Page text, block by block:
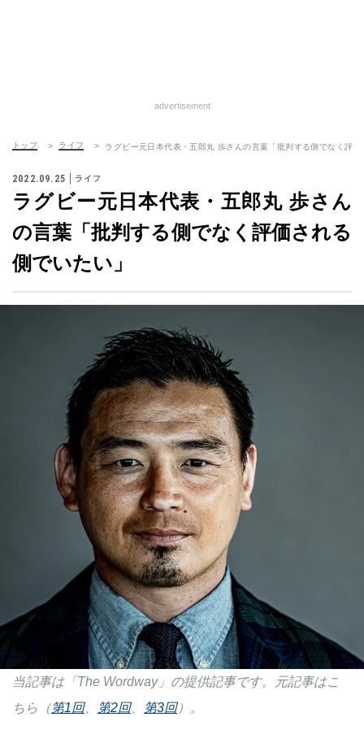
advertisement
トップ ライフ ラグビー元日本代表・五郎丸 歩さんの言葉「批判する側でなく評
2022.09.25 ライフ
ラグビー元日本代表・五郎丸 歩さん
の言葉「批判する側でなく評価される
側でいたい」
当記事は「The Wordway」の提供記事です。元記事はこ
ちら（第1回、 第2回、 第3回）。